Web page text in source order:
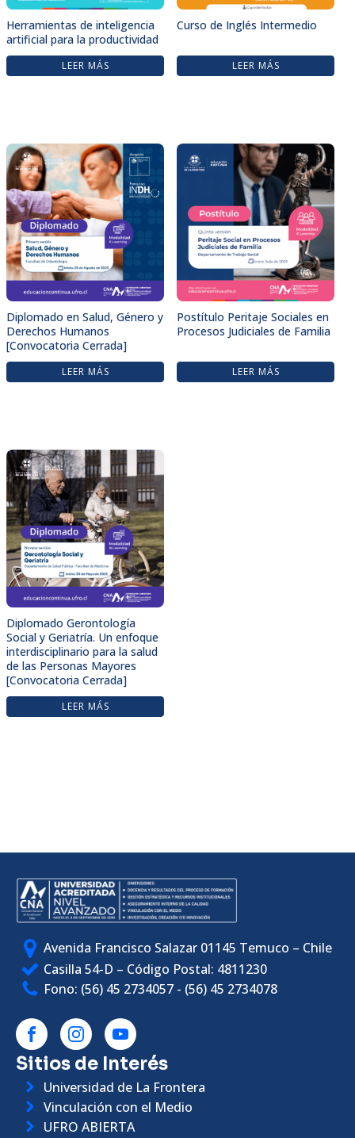
Herramientas de inteligencia
artificial para la productividad
LEER MÁS
Curso de Inglés Intermedio
LEER MÁS
Diplomado en Salud, Género y
Derechos Humanos
[Convocatoria Cerrada]
LEER MÁS
Postítulo Peritaje Sociales en
Procesos Judiciales de Familia
LEER MÁS
Diplomado Gerontología
Social y Geriatría. Un enfoque
interdisciplinario para la salud
de las Personas Mayores
[Convocatoria Cerrada]
LEER MÁS
Avenida Francisco Salazar 01145 Temuco – Chile
Casilla 54-D – Código Postal: 4811230
Fono: (56) 45 2734057 - (56) 45 2734078
Sitios de Interés
Universidad de La Frontera
Vinculación con el Medio
UFRO ABIERTA